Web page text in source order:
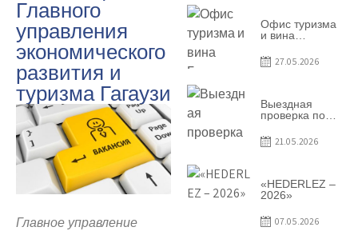
Главного
управления
экономического
развития и
туризма Гагаузи
Главное управление
Офис туризма
и вина
участник
Национальной
туризма
27.05.2026
Выездная
проверка по
соблюдения
условий
грантов
предприятия
Baurlukhouse
21.05.2026
«HEDERLEZ –
2026»
07.05.2026